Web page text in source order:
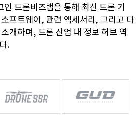
드론비즈랩을 통해 최신 드론 기
프트웨어, 관련 액세서리, 그리고 다
개하며, 드론 산업 내 정보 허브 역
.